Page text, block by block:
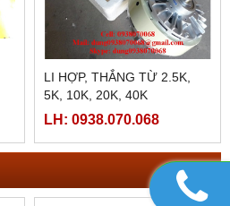
HMI MCGS TPC7062TI
LH: 0938.070.068